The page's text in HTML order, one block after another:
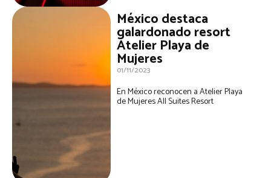
México destaca
galardonado resort
Atelier Playa de
Mujeres
01/11/2023
En México reconocen a Atelier Playa
de Mujeres All Suites Resort